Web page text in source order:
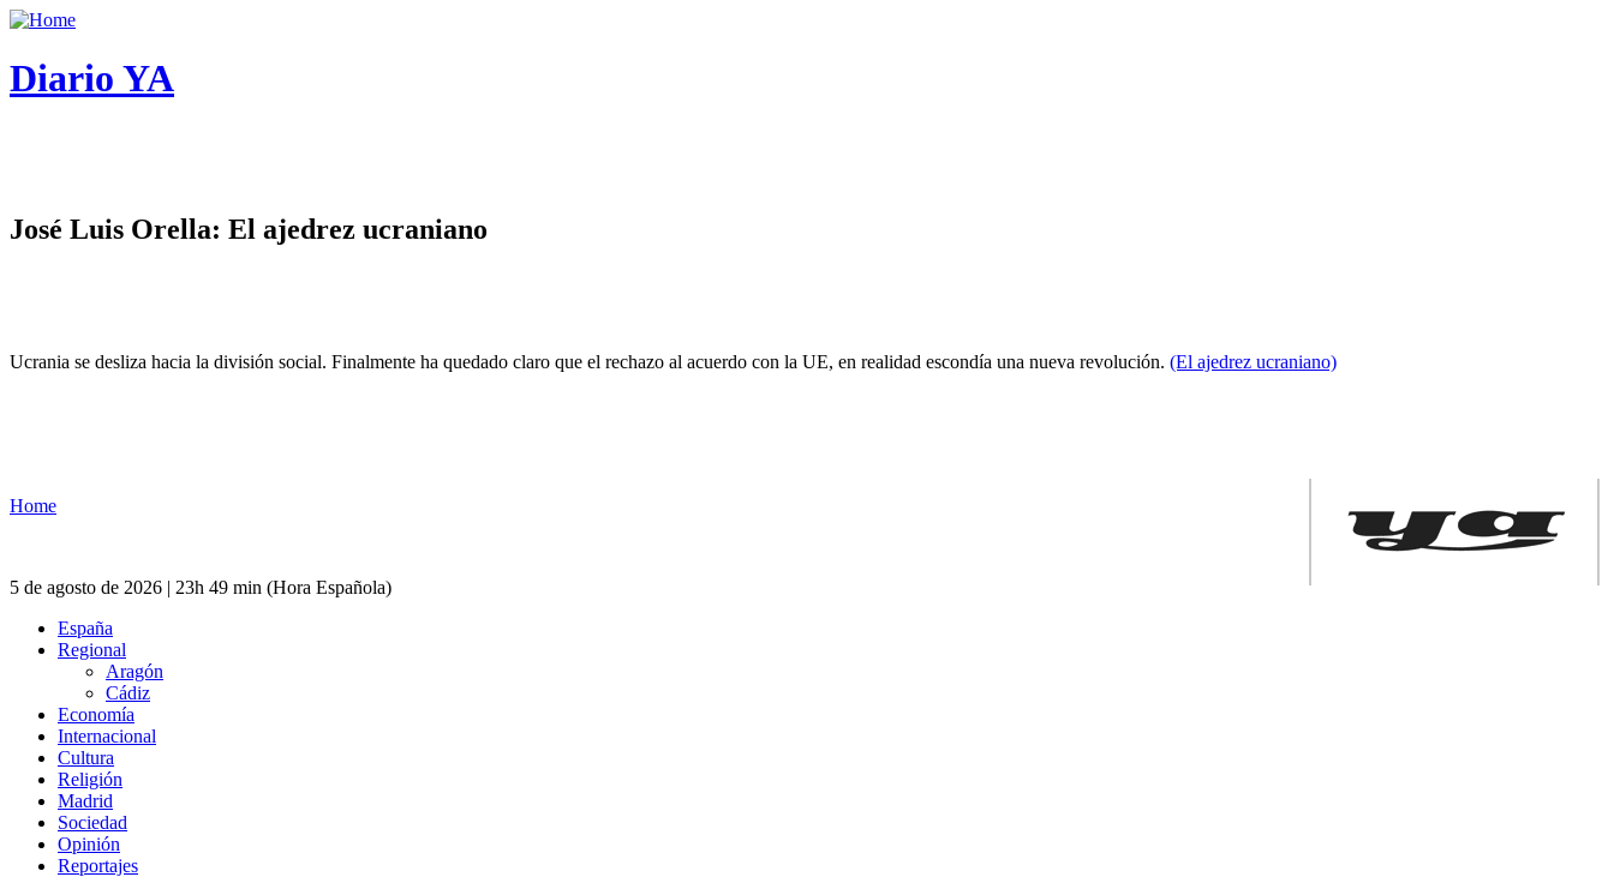
Diario YA
José Luis Orella: El ajedrez ucraniano
Ucrania se desliza hacia la división social. Finalmente ha quedado claro que el rechazo al acuerdo con la UE, en realidad escondía una nueva revolución. (El ajedrez ucraniano)
Home
5 de agosto de 2026 | 23h 49 min (Hora Española)
España
Regional
Aragón
Cádiz
Economía
Internacional
Cultura
Religión
Madrid
Sociedad
Opinión
Reportajes